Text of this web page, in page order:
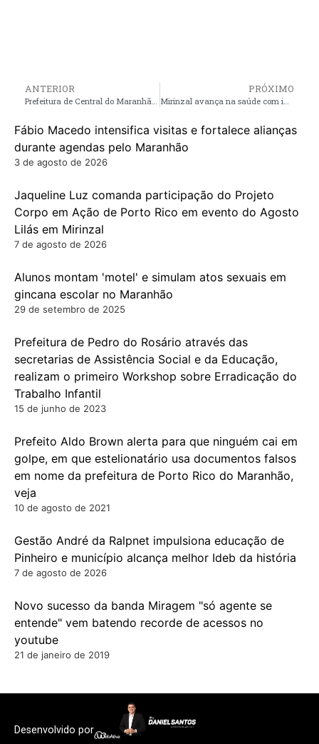
ANTERIOR PRÓXIMO
Fábio Macedo intensifica visitas e fortalece alianças
durante agendas pelo Maranhão
3 de agosto de 2026
Jaqueline Luz comanda participação do Projeto
Corpo em Ação de Porto Rico em evento do Agosto
Lilás em Mirinzal
7 de agosto de 2026
Alunos montam 'motel' e simulam atos sexuais em
gincana escolar no Maranhão
29 de setembro de 2025
Prefeitura de Pedro do Rosário através das
secretarias de Assistência Social e da Educação,
realizam o primeiro Workshop sobre Erradicação do
Trabalho Infantil
15 de junho de 2023
Prefeito Aldo Brown alerta para que ninguém cai em
golpe, em que estelionatário usa documentos falsos
em nome da prefeitura de Porto Rico do Maranhão,
veja
10 de agosto de 2021
Gestão André da Ralpnet impulsiona educação de
Pinheiro e município alcança melhor Ideb da história
7 de agosto de 2026
Novo sucesso da banda Miragem "só agente se
entende" vem batendo recorde de acessos no
youtube
21 de janeiro de 2019
Desenvolvido por